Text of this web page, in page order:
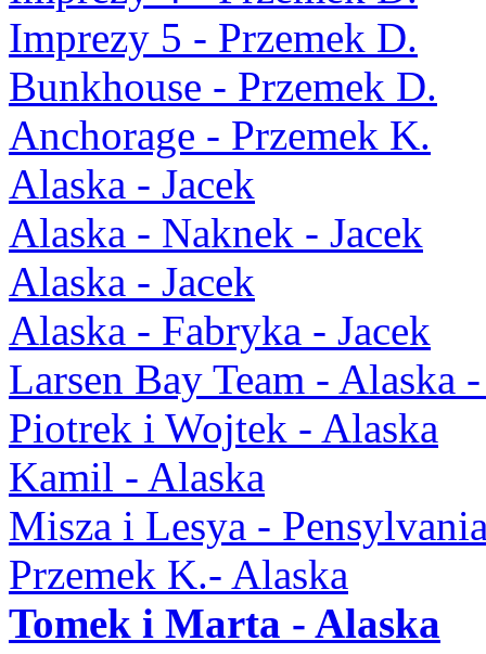
Imprezy 5 - Przemek D.
Bunkhouse - Przemek D.
Anchorage - Przemek K.
Alaska - Jacek
Alaska - Naknek - Jacek
Alaska - Jacek
Alaska - Fabryka - Jacek
Larsen Bay Team - Alaska
Piotrek i Wojtek - Alaska
Kamil - Alaska
Misza i Lesya -
Przemek K.- Alaska
Tomek i Marta - Alaska